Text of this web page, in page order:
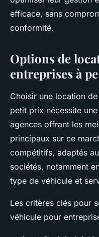
efficace, sans
conformité.
Options de
entreprises à
Choisir une location
petit prix nécessite
agences offrant les
principaux sur ce
compétitifs, adaptés
sociétés, notamment
type de véhicule et
Les critères clés pour
véhicule pour